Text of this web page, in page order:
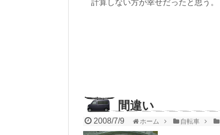
計算しない方が幸せだったと思う。
間違い
2008/7/9 ホーム 自転車